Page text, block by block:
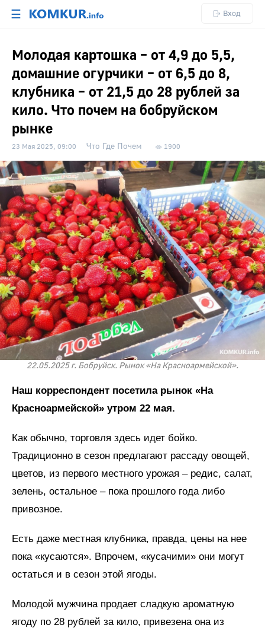
☰ Вход
Молодая картошка – от 4,9 до 5,5,
домашние огурчики – от 6,5 до 8,
клубника – от 21,5 до 28 рублей за
кило. Что почем на бобруйском
рынке
23 Мая 2025, 09:00 Что Где Почем 1900
22.05.2025 г. Бобруйск. Рынок «На Красноармейской».
Наш корреспондент посетила рынок «На
Красноармейской» утром 22 мая.
Как обычно, торговля здесь идет бойко.
Традиционно в сезон предлагают рассаду овощей,
цветов, из первого местного урожая – редис, салат,
зелень, остальное – пока прошлого года либо
привозное.
Есть даже местная клубника, правда, цены на нее
пока «кусаются». Впрочем, «кусачими» они могут
остаться и в сезон этой ягоды.
Молодой мужчина продает сладкую ароматную
ягоду по 28 рублей за кило, привезена она из